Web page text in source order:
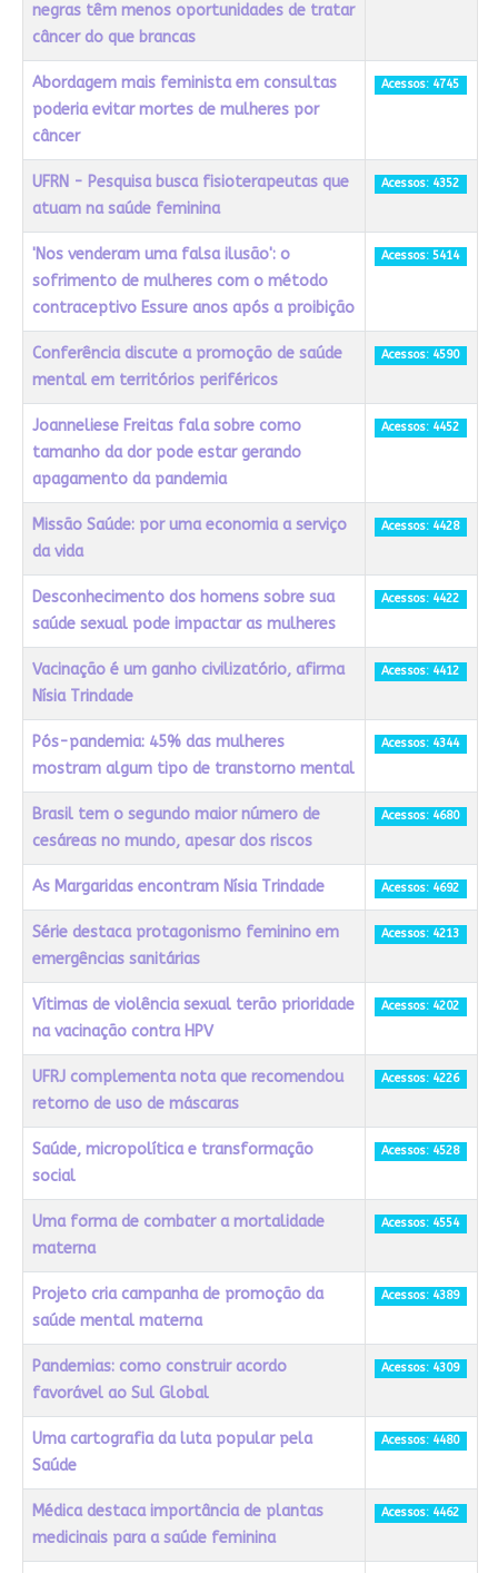
negras têm menos oportunidades de tratar
câncer do que brancas
Abordagem mais feminista em consultas
poderia evitar mortes de mulheres por
câncer
Acessos: 4745
UFRN - Pesquisa busca fisioterapeutas que
atuam na saúde feminina
Acessos: 4352
'Nos venderam uma falsa ilusão': o
sofrimento de mulheres com o método
contraceptivo Essure anos após a proibição
Acessos: 5414
Conferência discute a promoção de saúde
mental em territórios periféricos
Acessos: 4590
Joanneliese Freitas fala sobre como
tamanho da dor pode estar gerando
apagamento da pandemia
Acessos: 4452
Missão Saúde: por uma economia a serviço
da vida
Acessos: 4428
Desconhecimento dos homens sobre sua
saúde sexual pode impactar as mulheres
Acessos: 4422
Vacinação é um ganho civilizatório, afirma
Nísia Trindade
Acessos: 4412
Pós-pandemia: 45% das mulheres
mostram algum tipo de transtorno mental
Acessos: 4344
Brasil tem o segundo maior número de
cesáreas no mundo, apesar dos riscos
Acessos: 4680
As Margaridas encontram Nísia Trindade Acessos: 4692
Série destaca protagonismo feminino em
emergências sanitárias
Acessos: 4213
Vítimas de violência sexual terão prioridade
na vacinação contra HPV
Acessos: 4202
UFRJ complementa nota que recomendou
retorno de uso de máscaras
Acessos: 4226
Saúde, micropolítica e transformação
social
Acessos: 4528
Uma forma de combater a mortalidade
materna
Acessos: 4554
Projeto cria campanha de promoção da
saúde mental materna
Acessos: 4389
Pandemias: como construir acordo
favorável ao Sul Global
Acessos: 4309
Uma cartografia da luta popular pela
Saúde
Acessos: 4480
Médica destaca importância de plantas
medicinais para a saúde feminina
Acessos: 4462